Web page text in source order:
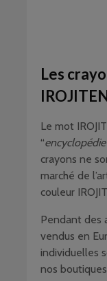
Les
Le mot
“
crayons ne
marché de
couleur
Pendant des
vendus en
individuelles
nos